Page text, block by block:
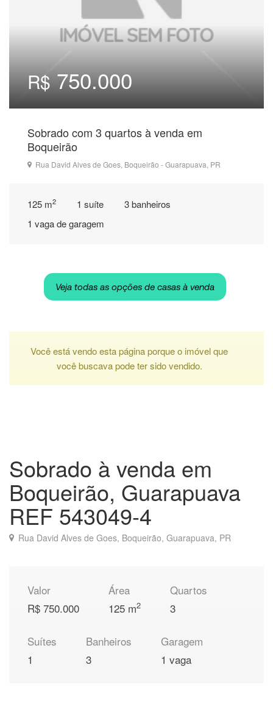
R$750.000
Sobrado com 3 quartos à venda em
Boqueirão
Rua David Alves de Goes, Boqueirão - Guarapuava, PR
125 m2 1 suíte
3 banheiros
1 vaga de garagem
Veja todas as opções de casas à venda
Você está vendo esta página porque o imóvel que
você buscava pode ter sido vendido.
Sobrado à venda em
Boqueirão, Guarapuava
REF 543049-4
Rua David Alves de Goes, Boqueirão, Guarapuava, PR
Valor
R$ 750.000
Área
125 m2
Quartos
3
Suítes
1
Banheiros
3
Garagem
1 vaga